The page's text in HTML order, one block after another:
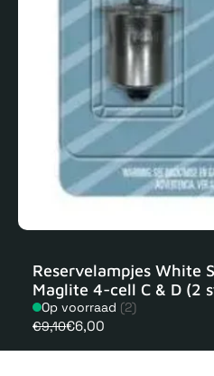
Reservelampjes White
Maglite 4-cell C & D (2
Op voorraad (2)
€9,10€6,00